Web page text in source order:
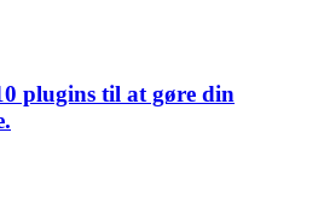
plugins til at gøre din